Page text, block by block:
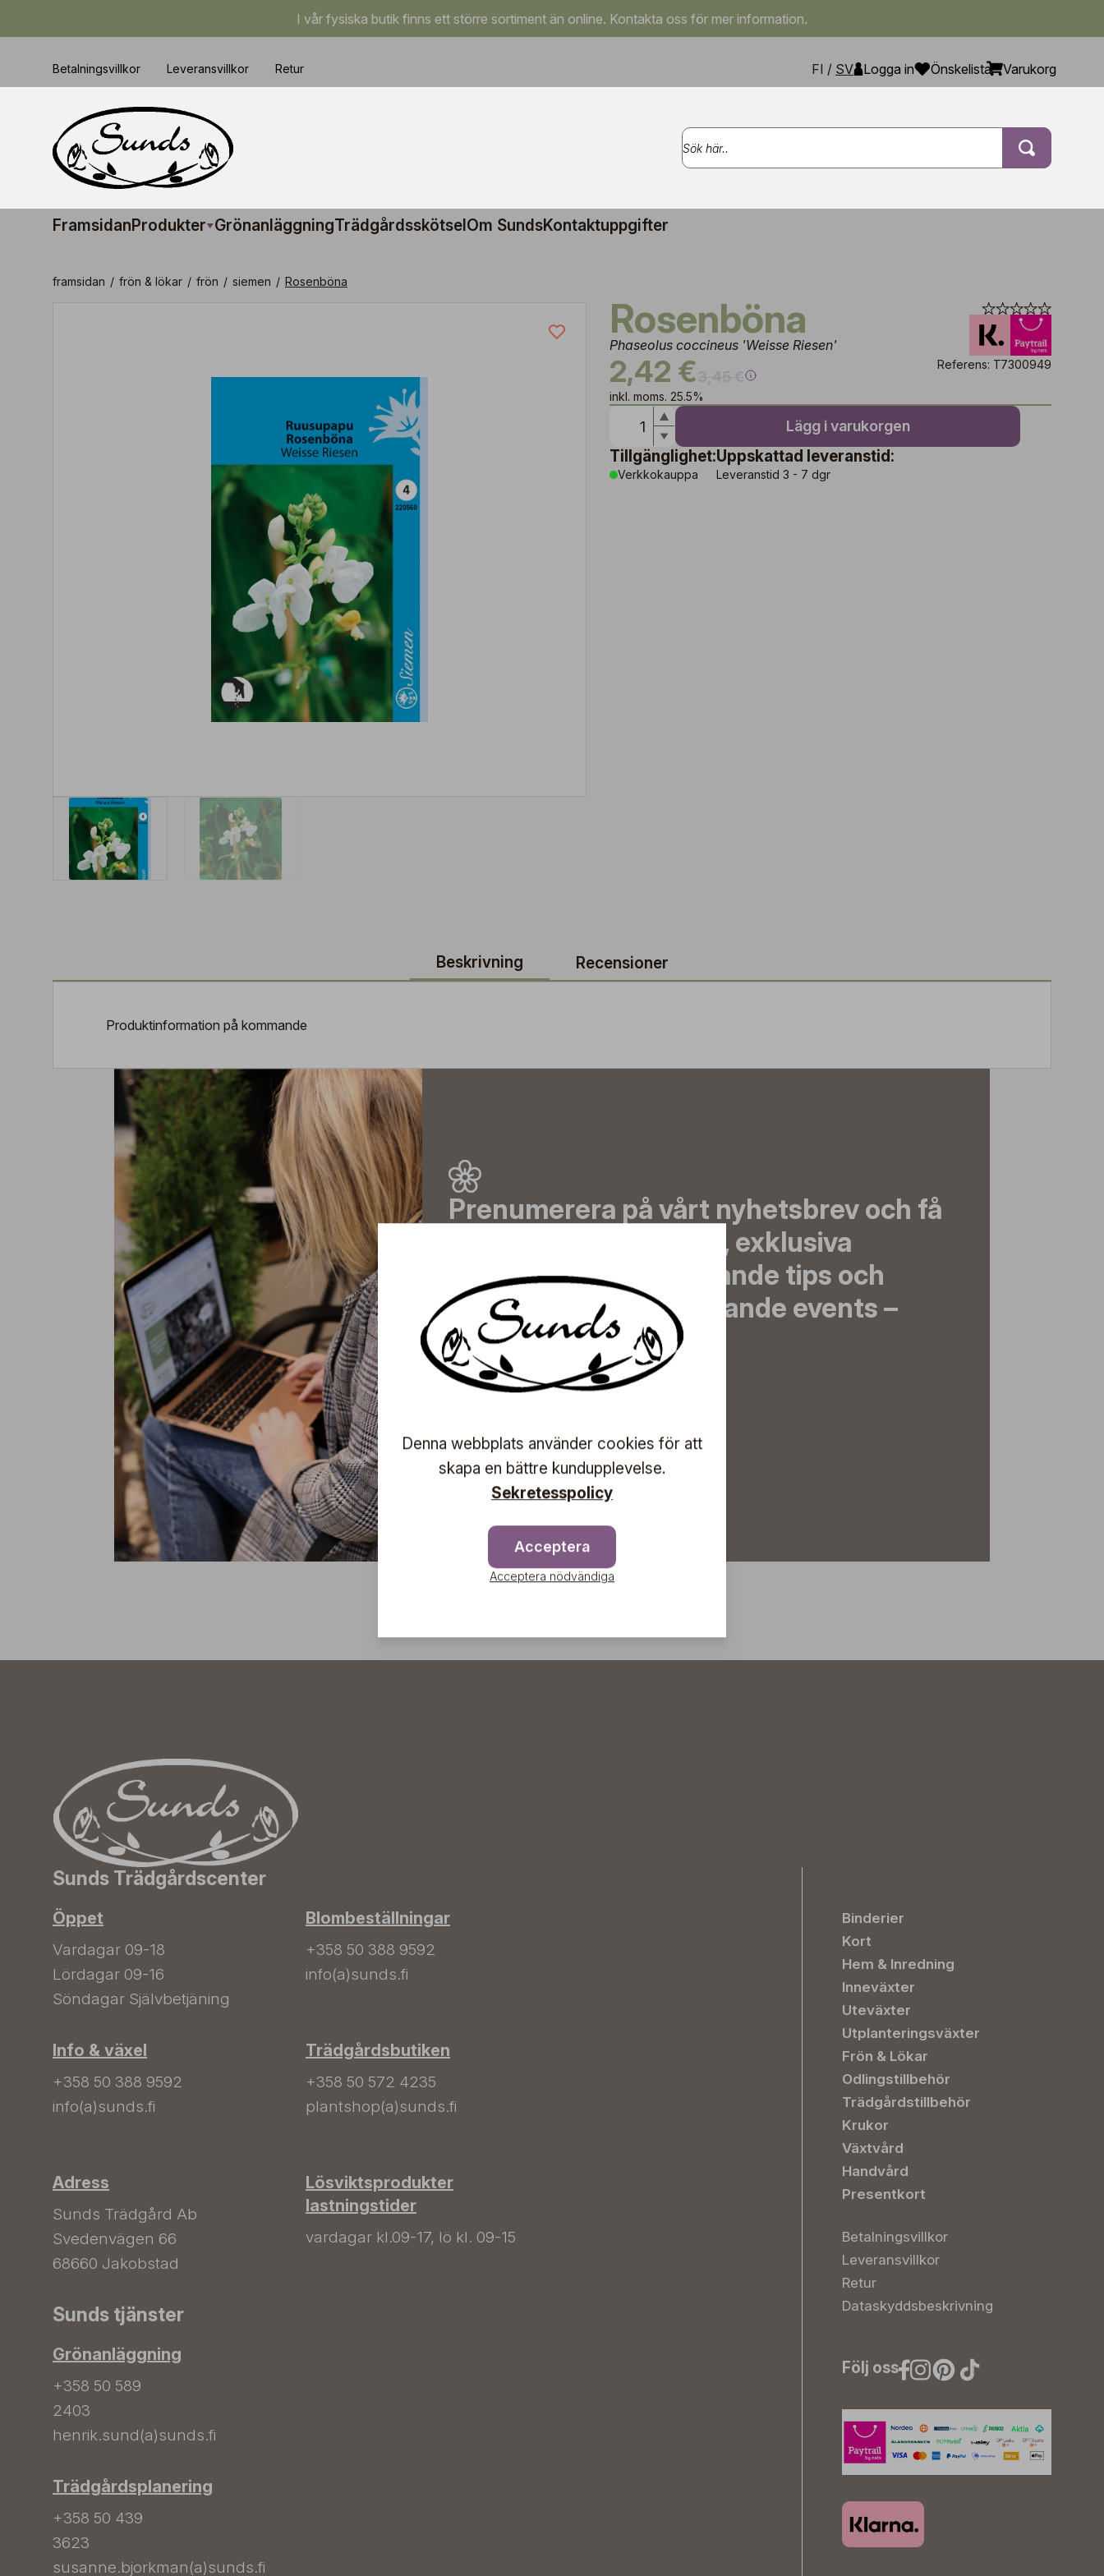
I vår fysiska butik finns ett större sortiment än online. Kontakta oss för mer information.
Betalningsvillkor Leveransvillkor Retur FI / SV Logga in Önskelista Varukorg
FramsidanProdukter GrönanläggningTrädgårdsskötsel Om SundsKontaktuppgifter
framsidan / frön & lökar / frön / siemen / Rosenböna
Rosenböna
Phaseolus coccineus 'Weisse Riesen'
2,42 €
inkl. moms. 25.5%
Referens: T7300949
Lägg i varukorgen
Tillgänglighet:
Verkkokauppa
Uppskattad leveranstid:
Leveranstid 3 - 7 dgr
Beskrivning Recensioner
Produktinformation på kommande
Prenumerera på vårt nyhetsbrev och få
de senaste nyheterna, exklusiva
erbjudanden, inspirerande tips och
information om kommande events –
direkt till din inkorg!
Sunds Trädgårdscenter
Öppet
Vardagar 09-18
Lördagar 09-16
Söndagar Självbetjäning
Info & växel
+358 50 388 9592
info(a)sunds.fi
Adress
Sunds Trädgård Ab
Svedenvägen 66
68660 Jakobstad
Blombeställningar
+358 50 388 9592
info(a)sunds.fi
Trädgårdsbutiken
+358 50 572 4235
plantshop(a)sunds.fi
Lösviktsprodukter
lastningstider
vardagar kl.09-17, lö kl. 09-15
Sunds tjänster
Grönanläggning
+358 50 589
2403
henrik.sund(a)sunds.fi
Trädgårdsplanering
+358 50 439
3623
susanne.bjorkman(a)sunds.fi
Binderier
Kort
Hem & Inredning
Inneväxter
Uteväxter
Utplanteringsväxter
Frön & Lökar
Odlingstillbehör
Trädgårdstillbehör
Krukor
Växtvård
Handvård
Presentkort
Betalningsvillkor
Leveransvillkor
Retur
Dataskyddsbeskrivning
Följ oss
Denna webbplats använder cookies för att
skapa en bättre kundupplevelse.
Sekretesspolicy
Acceptera
Acceptera nödvändiga